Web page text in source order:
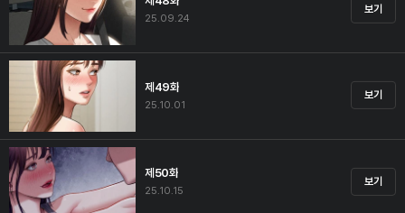
25.09.24
보기
제49화
25.10.01
보기
제50화
25.10.15
보기